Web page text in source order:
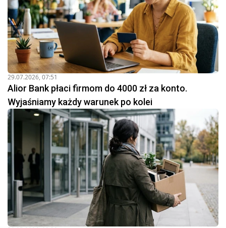
29.07.2026, 07:51
Alior Bank płaci firmom do 4000 zł za konto.
Wyjaśniamy każdy warunek po kolei